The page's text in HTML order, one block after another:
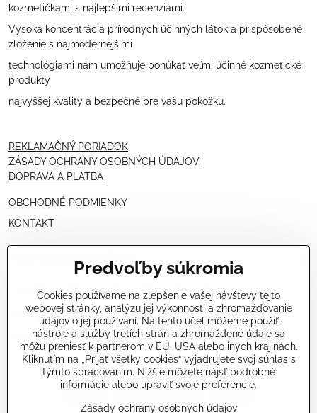
kozmetičkami s najlepšími recenziami.
Vysoká koncentrácia prírodných účinných látok a prispôsobené
zloženie s najmodernejšími
technológiami nám umožňuje ponúkať veľmi účinné kozmetické
produkty
najvyššej kvality a bezpečné pre vašu pokožku.
REKLAMAČNÝ PORIADOK
ZÁSADY OCHRANY OSOBNÝCH ÚDAJOV
DOPRAVA A PLATBA
OBCHODNÉ PODMIENKY
KONTAKT
PRE KOZMETIČKY
VÝHODNÁ PONUKA PRE PROFESIONÁLOV
NÁVODY OŠETRENÍ - VIDEÁ
ŠKOLENIE KOZMETIČIEK V TALIANSKU
Predvoľby súkromia
Cookies používame na zlepšenie vašej návštevy tejto
webovej stránky, analýzu jej výkonnosti a zhromažďovanie
údajov o jej používaní. Na tento účel môžeme použiť
nástroje a služby tretích strán a zhromaždené údaje sa
môžu preniesť k partnerom v EÚ, USA alebo iných krajinách.
Kliknutím na „Prijať všetky cookies“ vyjadrujete svoj súhlas s
týmto spracovaním. Nižšie môžete nájsť podrobné
informácie alebo upraviť svoje preferencie.
Zásady ochrany osobných údajov